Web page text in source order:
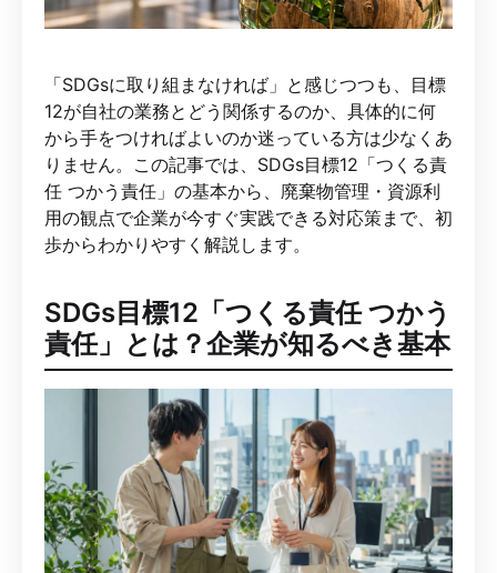
「SDGsに取り組まなければ」と感じつつも、目標
12が自社の業務とどう関係するのか、具体的に何
から手をつければよいのか迷っている方は少なくあ
りません。この記事では、SDGs目標12「つくる責
任 つかう責任」の基本から、廃棄物管理・資源利
用の観点で企業が今すぐ実践できる対応策まで、初
歩からわかりやすく解説します。
SDGs目標12「つくる責任 つかう
責任」とは？企業が知るべき基本